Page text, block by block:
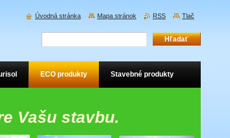
Vašu stavbu.
ECO produkty Stavebné produkty
Úvodná stránka Mapa stránok RSS Tlač